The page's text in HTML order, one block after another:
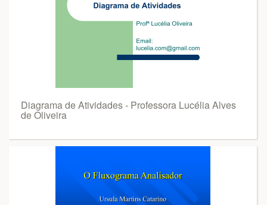
Diagrama de Atividades - Professora Lucélia Alves
de Oliveira